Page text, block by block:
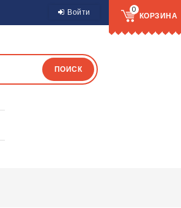
0
КОРЗИНА
Войти
ПОИСК